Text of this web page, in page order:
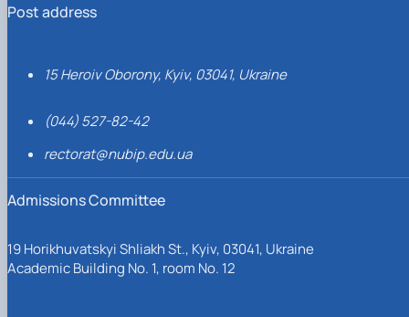
Post address
15 Heroiv Oborony, Kyiv, 03041, Ukraine
(044) 527-82-42
rectorat@nubip.edu.ua
Admissions Committee
19 Horikhuvatskyi Shliakh St., Kyiv, 03041, Ukraine
Academic Building No. 1, room No. 12